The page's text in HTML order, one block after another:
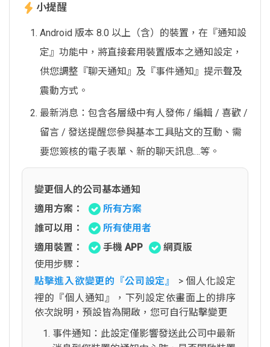
小提醒
Android 版本 8.0 以上（含）的裝置，在『通知設
定』功能中，將直接套用裝置版本之通知設定，
供您調整『聊天通知』及『事件通知』提示聲及
震動方式。
最新消息：包含各層級中有人發佈 / 編輯 / 喜歡 /
留言 / 發送提醒您參與基本工具貼文的互動、需
要您簽核的電子表單、新的聊天訊息…等。
變更個人的公司基本通知
適用方案：
所有方案
誰可以用：
所有使用者
適用裝置：
手機 APP
網頁版
使用步驟：
點擊進入欲變更的『公司設定』
> 個人化設定
裡的『個人通知』，下列設定依畫面上的排序
依次說明，預設皆為開啟，您可自行點擊變更
事件通知：此設定僅影響發送此公司中最新